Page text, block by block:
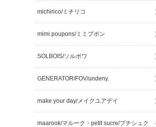
michirico/ミチリコ
mimi poupons/ミミプポン
SOLBOIS/ソルボワ
GENERATOR/FOV/undeny.
make your day/メイクユアデイ
maarook/マルーク・petit sucre/プチシュク